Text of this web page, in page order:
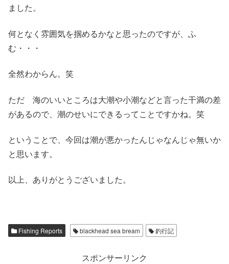
ました。
何となく雰囲気を掴めるかなと思ったのですが、ふ
む・・・
全然わからん。笑
ただ 海のいいところは大潮や小潮などと言った干満の差
があるので、潮のせいにできるってことですかね。笑
ということで、今回は潮が悪かったんじゃなんじゃ無いか
と思います。
以上、ありがとうございました。
Fishing Reports blackhead sea bream 釣行記
スポンサーリンク